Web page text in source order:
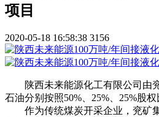
项目
2020-05-18 16:58:38 3156
陕西未来能源化工有限公司由
石油分别按照50%、25%、25%股权
作为传统煤炭开采企业，兖矿